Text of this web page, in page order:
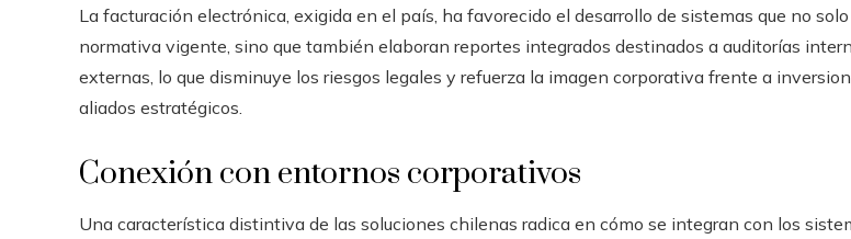
La facturación electrónica, exigida en el país, ha favorecido el desarrollo de sistemas que no
normativa vigente, sino que también elaboran reportes integrados destinados a auditorías
externas, lo que disminuye los riesgos legales y refuerza la imagen corporativa frente a
aliados estratégicos.
Conexión con entornos corporativos
Una característica distintiva de las soluciones chilenas radica en cómo se integran con los